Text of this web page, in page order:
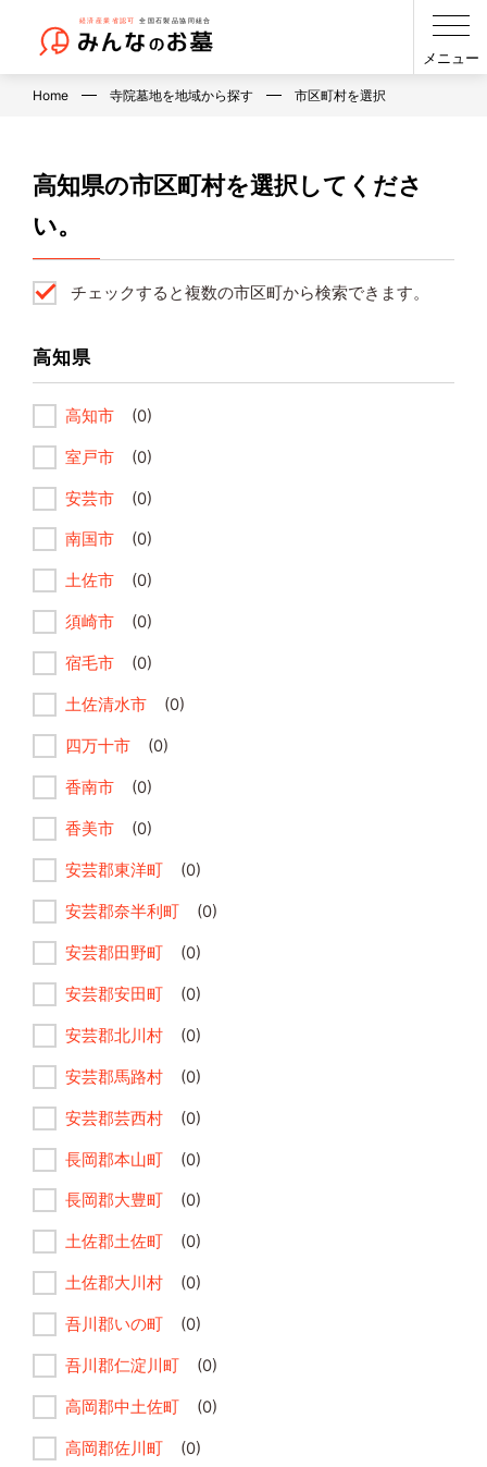
メニュー
Home 寺院墓地を地域から探す 市区町村を選択
高知県の市区町村を選択してくださ
い。
チェックすると複数の市区町から検索できます。
高知県
高知市 (0)
室戸市 (0)
安芸市 (0)
南国市 (0)
土佐市 (0)
須崎市 (0)
宿毛市 (0)
土佐清水市 (0)
四万十市 (0)
香南市 (0)
香美市 (0)
安芸郡東洋町 (0)
安芸郡奈半利町 (0)
安芸郡田野町 (0)
安芸郡安田町 (0)
安芸郡北川村 (0)
安芸郡馬路村 (0)
安芸郡芸西村 (0)
長岡郡本山町 (0)
長岡郡大豊町 (0)
土佐郡土佐町 (0)
土佐郡大川村 (0)
吾川郡いの町 (0)
吾川郡仁淀川町 (0)
高岡郡中土佐町 (0)
高岡郡佐川町 (0)